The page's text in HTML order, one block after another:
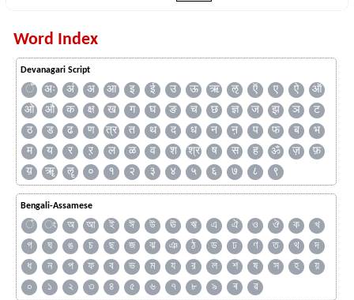
Word Index
Devanagari Script
ँ अः अं अ आ इ ई उ ऊ ऋ ऌ ऍ ए ऐ
ऑ
ओ
औ क क्ष ख ग घ ङ च छ ज्ञ ज झ ञ
ट
ठ
ड ढ ण त्र त थ द ध न ऩ प फ ब
भ
म
य र ऱ ल ळ व श श्र ष स ह ॐ ज़
फ़
य़
ॠ ॡ ० १ २ ३ ४ ५ ६ ७ ८ ९
Bengali-Assamese
ঁ ং অ আ ই ঈ উ ঊ ঋ এ ঐ ও ঔ ক
খ
গ
ঘ ঙ চ ছ জ ঝ ঞ ঠ ড ঢ ণ ত থ
দ
ধ
ন প ফ ব ভ ম য র ল শ ষ স হ
য়
০
১ ২ ৩ ৪ ৫ ৬ ৭ ৮ ৯ ৰ ৱ